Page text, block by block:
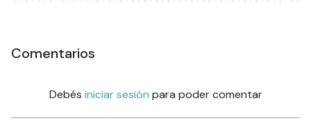
Comentarios
Debés iniciar sesión para poder comentar